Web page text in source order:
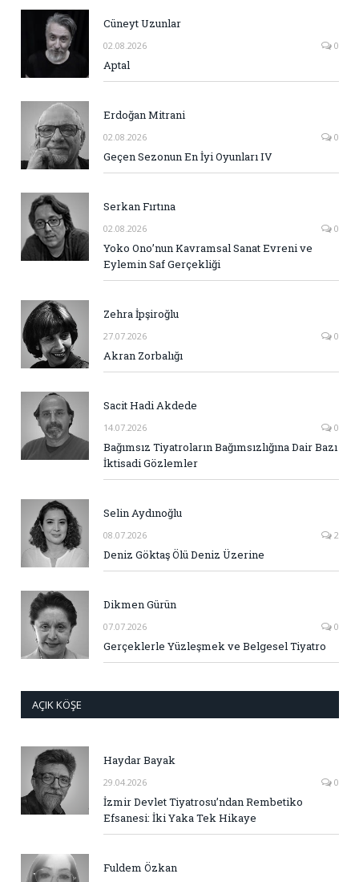
Cüneyt Uzunlar
02.08.2026 0
Aptal
Erdoğan Mitrani
02.08.2026 0
Geçen Sezonun En İyi Oyunları IV
Serkan Fırtına
02.08.2026 0
Yoko Ono’nun Kavramsal Sanat Evreni ve
Eylemin Saf Gerçekliği
Zehra İpşiroğlu
27.07.2026 0
Akran Zorbalığı
Sacit Hadi Akdede
14.07.2026 0
Bağımsız Tiyatroların Bağımsızlığına Dair Bazı
İktisadi Gözlemler
Selin Aydınoğlu
08.07.2026 2
Deniz Göktaş Ölü Deniz Üzerine
Dikmen Gürün
07.07.2026 0
Gerçeklerle Yüzleşmek ve Belgesel Tiyatro
AÇIK KÖŞE
Haydar Bayak
29.04.2026 0
İzmir Devlet Tiyatrosu’ndan Rembetiko
Efsanesi: İki Yaka Tek Hikaye
Fuldem Özkan